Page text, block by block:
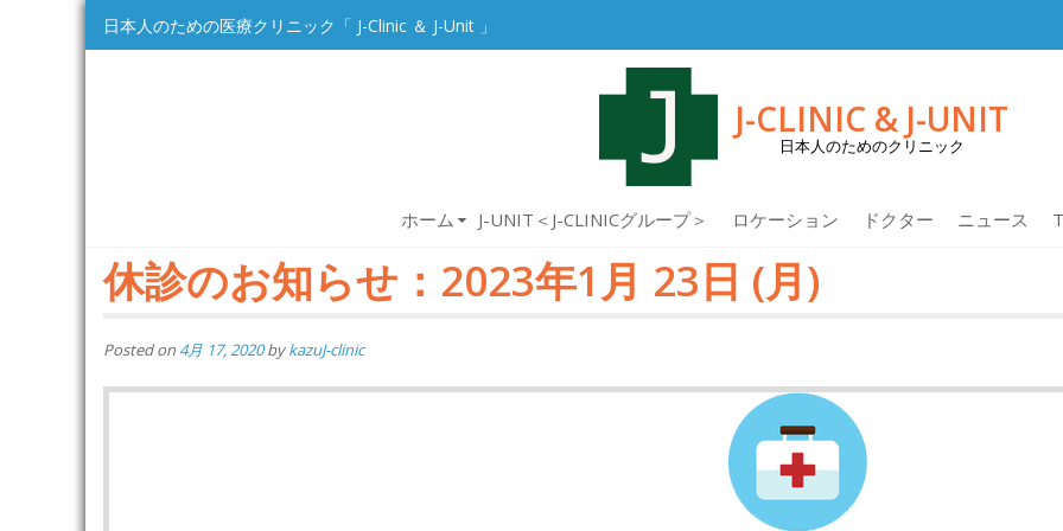
Skip
日本人のための医療クリニック「 J-Clinic ＆ J-Unit 」
J-CLINIC & J-UNIT
日本人のためのクリニック
ホーム J-UNIT＜J-CLINICグループ＞ ロケーション ドクター ニュース
休診のお知らせ：2023年1月 23日 (月)
Posted on 4月 17, 2020bykazuJ-clinic